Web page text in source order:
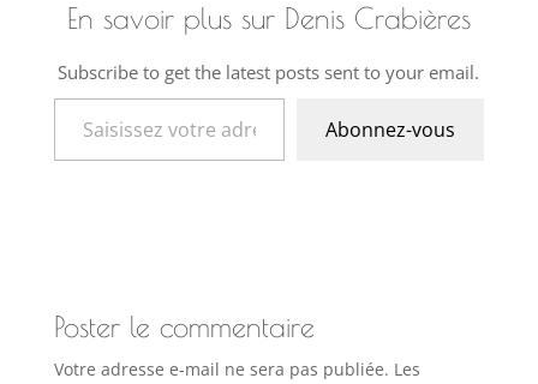
En savoir plus sur Denis Crabières
Subscribe to get the latest posts sent to your email.
Saisissez votre adresse e-mail…
Abonnez-vous
Poster le commentaire
Votre adresse e-mail ne sera pas publiée. Les